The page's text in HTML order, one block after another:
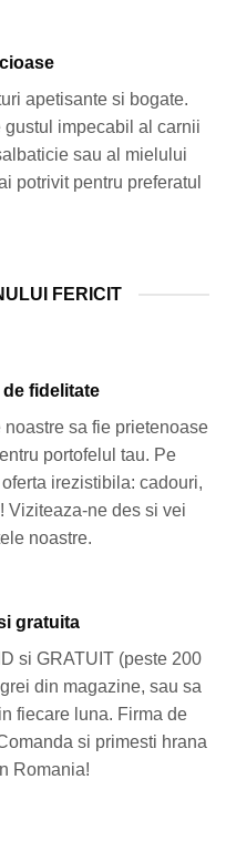
apetisante si bogate.
gustul impecabil al carnii
sau al mielului
potrivit pentru preferatul
FERICIT
fidelitate
sa fie prietenoase
portofelul tau. Pe
irezistibila: cadouri,
Viziteaza-ne des si vei
noastre.
gratuita
si GRATUIT (peste 200
din magazine, sau sa
fiecare luna. Firma de
si primesti hrana
Romania!